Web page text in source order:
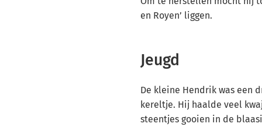
en Royen’ liggen.
Jeugd
De kleine Hendrik was een
kereltje. Hij haalde veel
steentjes gooien in de